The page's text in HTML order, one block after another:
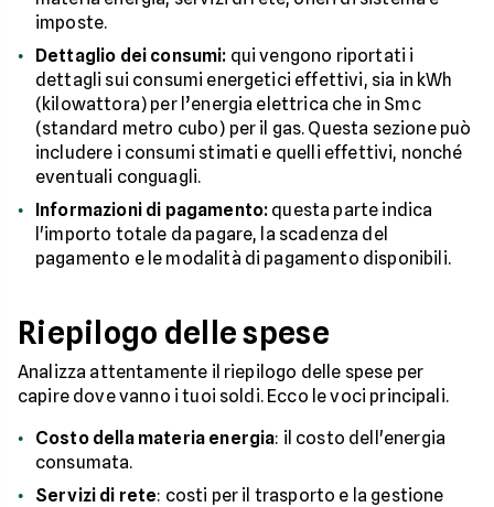
imposte.
Dettaglio dei consumi: qui vengono riportati i
dettagli sui consumi energetici effettivi, sia in kWh
(kilowattora) per l’energia elettrica che in Smc
(standard metro cubo) per il gas. Questa sezione può
includere i consumi stimati e quelli effettivi, nonché
eventuali conguagli.
Informazioni di pagamento: questa parte indica
l'importo totale da pagare, la scadenza del
pagamento e le modalità di pagamento disponibili.
Riepilogo delle spese
Analizza attentamente il riepilogo delle spese per
capire dove vanno i tuoi soldi. Ecco le voci principali.
Costo della materia energia: il costo dell'energia
consumata.
Servizi di rete: costi per il trasporto e la gestione